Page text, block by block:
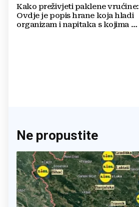
Kako preživjeti paklene vrućine:
Ovdje je popis hrane koja hladi
organizam i napitaka s kojima si
Ne propustite